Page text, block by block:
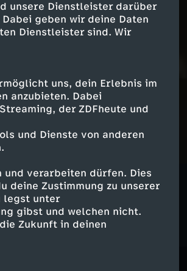
unsere Dienstleister darüber
geben wir deine Daten
Dienstleister sind. Wir
uns, dein Erlebnis im
anzubieten. Dabei
der ZDFheute und
und Dienste von anderen
und verarbeiten dürfen. Dies
Zustimmung zu unserer
legst unter
gibst und welchen nicht.
Zukunft in deinen
der Geschichte